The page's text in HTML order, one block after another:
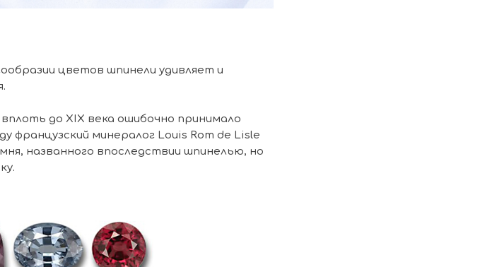
цветов шпинели удивляет и
до XIX века ошибочно принимало
французский минералог Louis Rom de Lisle
названного впоследствии шпинелью, но